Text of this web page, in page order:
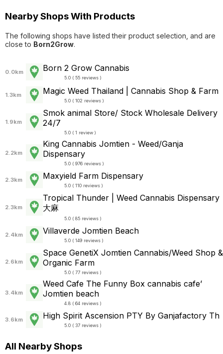
Nearby Shops With Products
The following shops have listed their product selection, and are
close to Born2Grow.
0.0km Born 2 Grow Cannabis
5.0 ( 55 reviews )
1.3km Magic Weed Thailand | Cannabis Shop & Farm
5.0 ( 102 reviews )
1.9km
Smok animal Store/ Stock Wholesale Delivery
24/7
5.0 ( 1 review )
2.2km
King Cannabis Jomtien - Weed/Ganja
Dispensary
5.0 ( 976 reviews )
2.3km Maxyield Farm Dispensary
5.0 ( 110 reviews )
2.3km
Tropical Thunder | Weed Cannabis Dispensary
大麻
5.0 ( 85 reviews )
2.4km Villaverde Jomtien Beach
5.0 ( 149 reviews )
2.6km
Space GenetiX Jomtien Cannabis/Weed Shop &
Organic Farm
5.0 ( 77 reviews )
3.4km
Weed Cafe The Funny Box cannabis cafe’
Jomtien beach
4.8 ( 64 reviews )
3.6km High Spirit Ascension PTY By Ganjafactory Th
5.0 ( 37 reviews )
All Nearby Shops